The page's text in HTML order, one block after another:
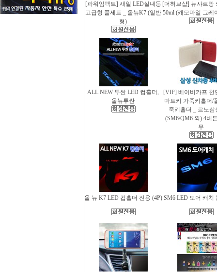
[파워임팩트] 새일 LED실내등
고급형 풀세트 _ 올뉴K7 (일반
형)
[더허브샵] 뉴샤르망
50ml (캐모마일 그레
ALL NEW 투싼 LED 컵홀더,
올뉴투싼
[VIP] 베이비카프 천
마트키 가죽키홀더/
죽키홀더 _ 르노삼
(SM6/QM6 외) 4버
무
올 뉴 K7 LED 컵홀더 전용 (4P) SM6 LED 도어 캐치